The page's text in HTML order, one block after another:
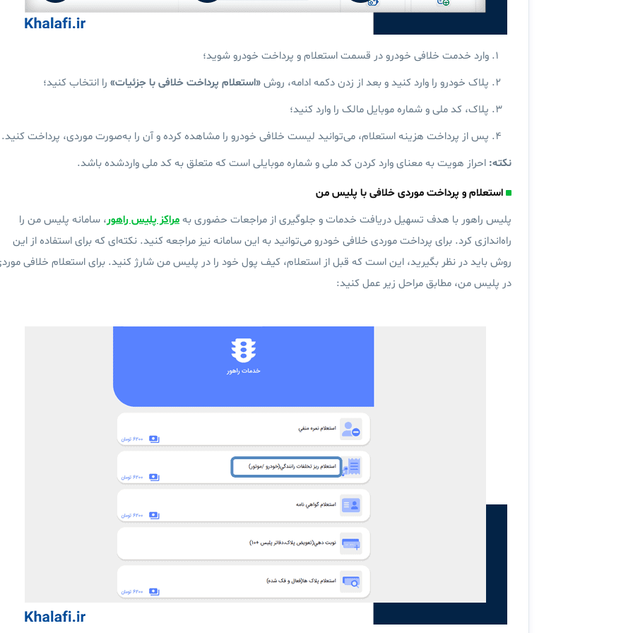
وارد خدمت خلافی خودرو در قسمت استعلام و پرداخت خودرو شوید؛
پلاک خودرو را وارد کنید و بعد از زدن دکمه ادامه، روش‌«استعلام پرداخت خلافی با جزئیات» را انتخاب کنید؛
پلاک، کد ملی و شماره موبایل مالک را وارد کنید؛
پس از پرداخت هزینه استعلام، می‌توانید لیست خلافی خودرو را مشاهده کرده و آن را به‌صورت موردی، پرداخت کنید.
نکته: احراز هویت به معنای وارد کردن کد ملی و شماره موبایلی است که متعلق به کد ملی واردشده باشد.
استعلام و پرداخت موردی خلافی با پلیس من
پلیس راهور با هدف تسهیل دریافت خدمات و جلوگیری از مراجعات حضوری بهمراکز پلیس راهور، سامانه پلیس من را
راه‌اندازی کرد. برای پرداخت موردی خلافی خودرو می‌توانید به این سامانه نیز مراجعه کنید. نکته‌ای که برای استفاده از این
روش باید در نظر بگیرید،‌ این است که قبل از استعلام، کیف پول خود را در پلیس من شارژ کنید. برای استعلام خلافی
در پلیس من، مطابق مراحل زیر عمل کنید: